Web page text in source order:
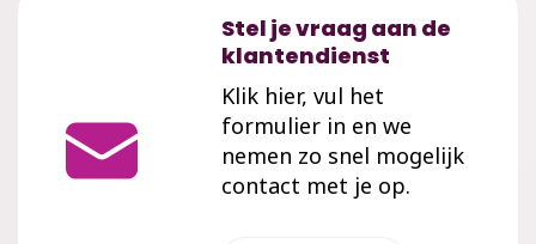
Stel je vraag aan de
klantendienst
Klik hier, vul het
formulier in en we
nemen zo snel mogelijk
contact met je op.